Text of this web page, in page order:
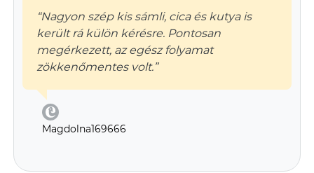
“Nagyon szép kis sámli, cica és kutya is
került rá külön kérésre. Pontosan
megérkezett, az egész folyamat
zökkenőmentes volt.”
Magdolna169666